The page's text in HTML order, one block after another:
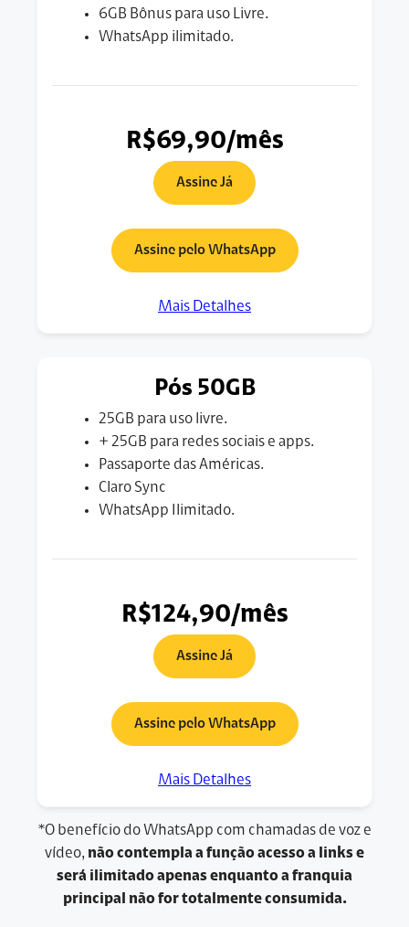
6GB Bônus para uso Livre.
WhatsApp ilimitado.
R$69,90/mês
Assine Já
Assine pelo WhatsApp
Mais Detalhes
Pós 50GB
25GB para uso livre.
+ 25GB para redes sociais e apps.
Passaporte das Américas.
Claro Sync
WhatsApp Ilimitado.
R$124,90/mês
Assine Já
Assine pelo WhatsApp
Mais Detalhes
*O benefício do WhatsApp com chamadas de voz e
vídeo, não contempla a função acesso a links e
será ilimitado apenas enquanto a franquia
principal não for totalmente consumida.